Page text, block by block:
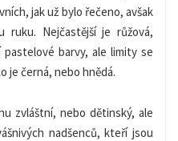
jak už bylo řečeno, avšak
ruku. Nejčastější je růžová,
barvy, ale limity se
je černá, nebo hnědá.
zvláštní, nebo dětinský, ale
nadšenců, kteří jsou